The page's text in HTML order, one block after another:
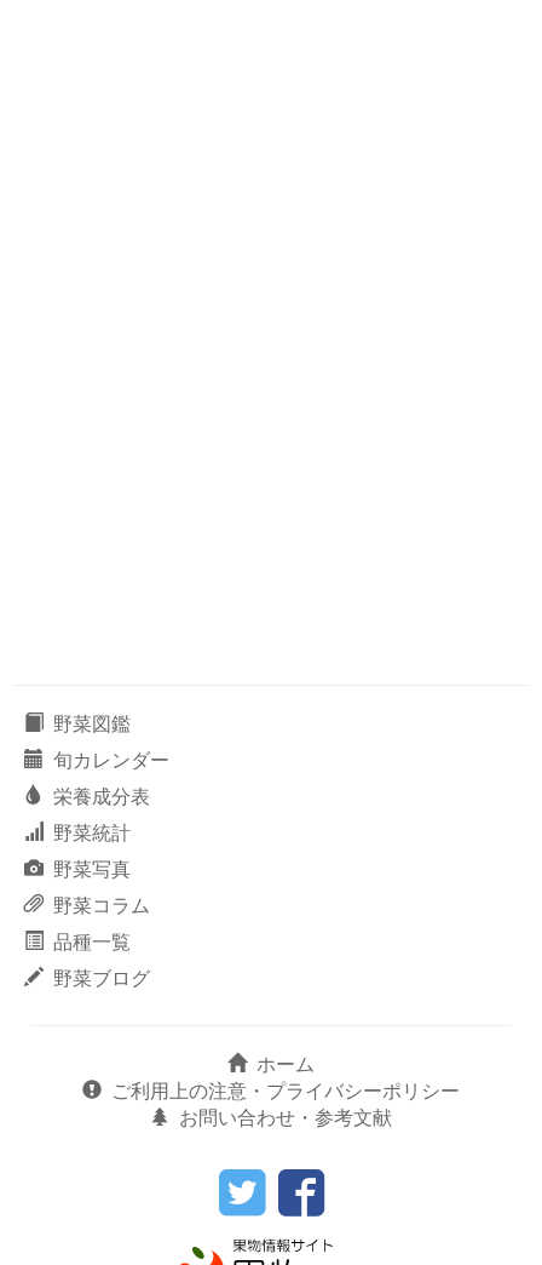
野菜図鑑
旬カレンダー
栄養成分表
野菜統計
野菜写真
野菜コラム
品種一覧
野菜ブログ
ホーム
ご利用上の注意・プライバシーポリシー
お問い合わせ・参考文献